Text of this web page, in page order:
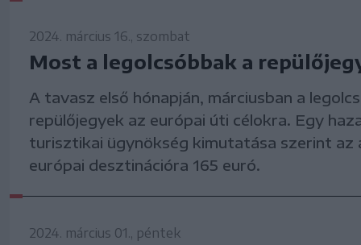
2024. március 16., szombat
Most a legolcsóbbak a
A tavasz első hónapján, márciusban a
repülőjegyek az európai úti célokra. Egy
turisztikai ügynökség kimutatása szerint az
európai desztinációra 165 euró.
2024. március 01., péntek